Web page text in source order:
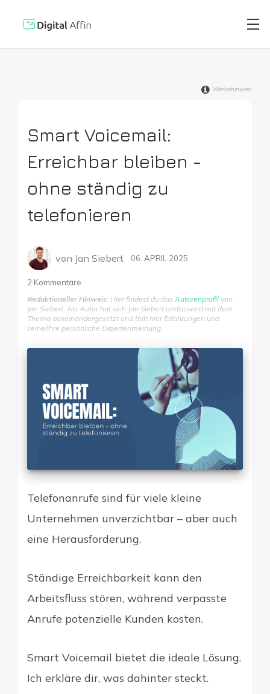
SOFTWARE-BLOG
Digitaler
Digitale
Werbehinweis
Smart Voicemail:
Erreichbar bleiben -
ohne ständig zu
telefonieren
von Jan Siebert 06. APRIL 2025
2 Kommentare
Redaktioneller Hinweis: Hier findest du das Autorenprofil von
Jan Siebert. Als Autor hat sich Jan Siebert umfassend mit dem
Thema auseinandergesetzt und teilt hier Erfahrungen und
seine/ihre persönliche Expertenmeinung.
Telefonanrufe sind für viele kleine
Unternehmen unverzichtbar – aber auch
eine Herausforderung.
Ständige Erreichbarkeit kann den
Arbeitsfluss stören, während verpasste
Anrufe potenzielle Kunden kosten.
Smart Voicemail bietet die ideale Lösung.
Ich erkläre dir, was dahinter steckt.